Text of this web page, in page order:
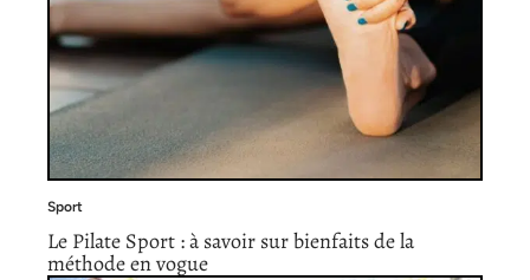
Sport
Le Pilate Sport : à savoir sur bienfaits de la
méthode en vogue